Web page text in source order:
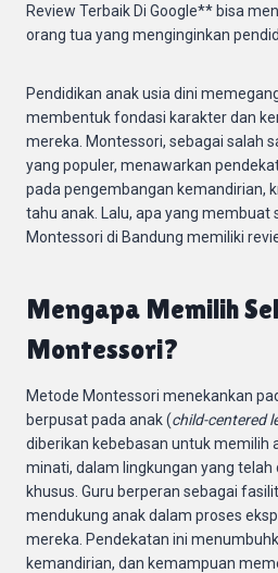
Review Terbaik Di Google** bisa
orang tua yang menginginkan
Pendidikan anak usia dini
membentuk fondasi karakter dan
mereka. Montessori, sebagai salah
yang populer, menawarkan
pada pengembangan kemandirian,
tahu anak. Lalu, apa yang membuat
Montessori di Bandung memiliki
Mengapa Memilih
Montessori?
Metode Montessori menekankan
berpusat pada anak (child-centered
diberikan kebebasan untuk memilih
minati, dalam lingkungan yang telah
khusus. Guru berperan sebagai
mendukung anak dalam proses
mereka. Pendekatan ini
kemandirian, dan kemampuan